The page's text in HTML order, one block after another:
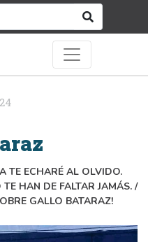
TE ECHARÉ AL OLVIDO.
HAN DE FALTAR JAMÁS. /
GALLO BATARAZ!